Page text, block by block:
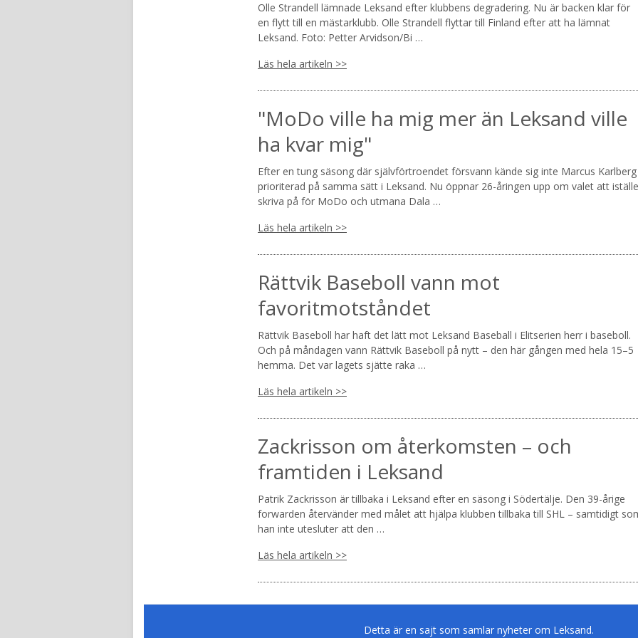
Olle Strandell lämnade Leksand efter klubbens degradering. Nu är backen klar för
en flytt till en mästarklubb. Olle Strandell flyttar till Finland efter att ha lämnat
Leksand. Foto: Petter Arvidson/Bi …
Läs hela artikeln >>
"MoDo ville ha mig mer än Leksand ville
ha kvar mig"
Efter en tung säsong där självförtroendet försvann kände sig inte Marcus Karlberg
prioriterad på samma sätt i Leksand. Nu öppnar 26-åringen upp om valet att
skriva på för MoDo och utmana Dala …
Läs hela artikeln >>
Rättvik Baseboll vann mot
favoritmotståndet
Rättvik Baseboll har haft det lätt mot Leksand Baseball i Elitserien herr i baseboll.
Och på måndagen vann Rättvik Baseboll på nytt – den här gången med hela 15–5
hemma. Det var lagets sjätte raka …
Läs hela artikeln >>
Zackrisson om återkomsten – och
framtiden i Leksand
Patrik Zackrisson är tillbaka i Leksand efter en säsong i Södertälje. Den 39-årige
forwarden återvänder med målet att hjälpa klubben tillbaka till SHL – samtidigt
han inte utesluter att den …
Läs hela artikeln >>
Detta är en sajt som samlar nyheter om Leksand.